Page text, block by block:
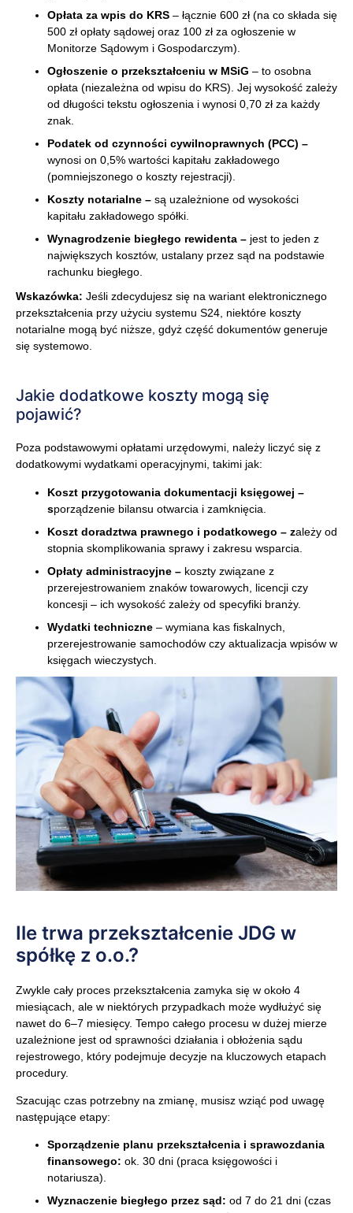
Opłata za wpis do KRS – łącznie 600 zł (na co składa się
500 zł opłaty sądowej oraz 100 zł za ogłoszenie w
Monitorze Sądowym i Gospodarczym).
Ogłoszenie o przekształceniu w MSiG – to osobna
opłata (niezależna od wpisu do KRS). Jej wysokość zależy
od długości tekstu ogłoszenia i wynosi 0,70 zł za każdy
znak.
Podatek od czynności cywilnoprawnych (PCC) –
wynosi on 0,5% wartości kapitału zakładowego
(pomniejszonego o koszty rejestracji).
Koszty notarialne – są uzależnione od wysokości
kapitału zakładowego spółki.
Wynagrodzenie biegłego rewidenta – jest to jeden z
największych kosztów, ustalany przez sąd na podstawie
rachunku biegłego.
Wskazówka: Jeśli zdecydujesz się na wariant elektronicznego
przekształcenia przy użyciu systemu S24, niektóre koszty
notarialne mogą być niższe, gdyż część dokumentów generuje
się systemowo.
Jakie dodatkowe koszty mogą się
pojawić?
Poza podstawowymi opłatami urzędowymi, należy liczyć się z
dodatkowymi wydatkami operacyjnymi, takimi jak:
Koszt przygotowania dokumentacji księgowej –
sporządzenie bilansu otwarcia i zamknięcia.
Koszt doradztwa prawnego i podatkowego – zależy od
stopnia skomplikowania sprawy i zakresu wsparcia.
Opłaty administracyjne – koszty związane z
przerejestrowaniem znaków towarowych, licencji czy
koncesji – ich wysokość zależy od specyfiki branży.
Wydatki techniczne – wymiana kas fiskalnych,
przerejestrowanie samochodów czy aktualizacja wpisów w
księgach wieczystych.
Ile trwa przekształcenie JDG w
spółkę z o.o.?
Zwykle cały proces przekształcenia zamyka się w około 4
miesiącach, ale w niektórych przypadkach może wydłużyć się
nawet do 6–7 miesięcy. Tempo całego procesu w dużej mierze
uzależnione jest od sprawności działania i obłożenia sądu
rejestrowego, który podejmuje decyzje na kluczowych etapach
procedury.
Szacując czas potrzebny na zmianę, musisz wziąć pod uwagę
następujące etapy:
Sporządzenie planu przekształcenia i sprawozdania
finansowego: ok. 30 dni (praca księgowości i
notariusza).
Wyznaczenie biegłego przez sąd: od 7 do 21 dni (czas